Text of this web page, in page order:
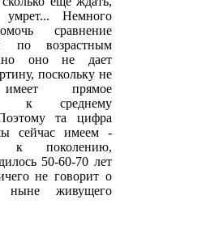
Немного
сравнение
по возрастным
но оно не дает
поскольку не
прямое
к среднему
та цифра
сейчас имеем -
к поколению,
50-60-70 лет
не говорит о
ныне живущего